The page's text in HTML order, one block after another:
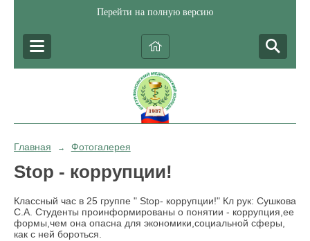
Перейти на полную версию
Главная → Фотогалерея
Stop - коррупции!
Классный час в 25 группе " Stop- коррупции!" Кл рук: Сушкова
С.А. Студенты проинформированы о понятии - коррупция,ее
формы,чем она опасна для экономики,социальной сферы,
как с ней бороться.